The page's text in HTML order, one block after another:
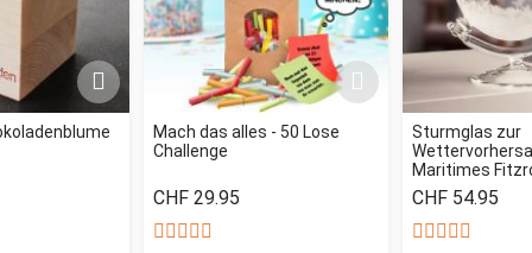
Mach das alles - 50 Lose
Challenge
CHF 29.95
Sturmglas zur
Maritimes
CHF 54.95